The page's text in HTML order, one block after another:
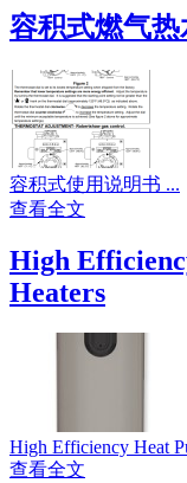
容积式燃气热
容积式使用说明书 ...
查看全文
High
Heaters
High Efficiency Heat
查看全文